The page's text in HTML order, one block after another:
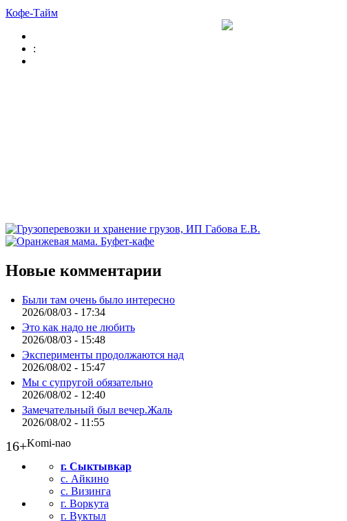
Кофе-Тайм
:
Новые комментарии
Были там очень было интересно
2026/08/03 - 17:34
Это как надо не любить
2026/08/03 - 15:48
Эксперименты продолжаются над
2026/08/02 - 15:47
Мы с супругой обязательно
2026/08/02 - 12:40
Замечательный был вечер.Жаль
2026/08/02 - 11:55
16+Komi-nao
г. Сыктывкар
с. Айкино
с. Визинга
г. Воркута
г. Вуктыл